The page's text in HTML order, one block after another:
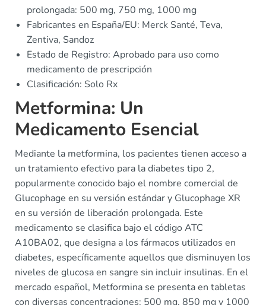
prolongada: 500 mg, 750 mg, 1000 mg
Fabricantes en España/EU: Merck Santé, Teva,
Zentiva, Sandoz
Estado de Registro: Aprobado para uso como
medicamento de prescripción
Clasificación: Solo Rx
Metformina: Un
Medicamento Esencial
Mediante la metformina, los pacientes tienen acceso a
un tratamiento efectivo para la diabetes tipo 2,
popularmente conocido bajo el nombre comercial de
Glucophage en su versión estándar y Glucophage XR
en su versión de liberación prolongada. Este
medicamento se clasifica bajo el código ATC
A10BA02, que designa a los fármacos utilizados en
diabetes, específicamente aquellos que disminuyen los
niveles de glucosa en sangre sin incluir insulinas. En el
mercado español, Metformina se presenta en tabletas
con diversas concentraciones: 500 mg, 850 mg y 1000